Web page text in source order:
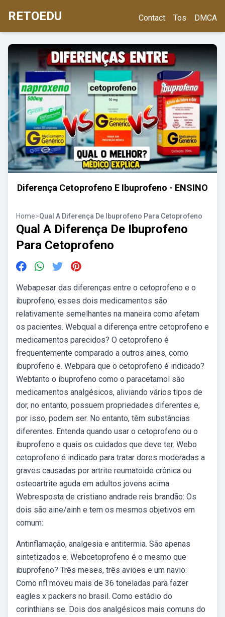
RETOEDU Contact Tos DMCA
Diferença Cetoprofeno E Ibuprofeno - ENSINO
Home>Qual A Diferença De Ibuprofeno Para Cetoprofeno
Qual A Diferença De Ibuprofeno
Para Cetoprofeno
Webapesar das diferenças entre o cetoprofeno e o
ibuprofeno, esses dois medicamentos são
relativamente semelhantes na maneira como afetam
os pacientes. Webqual a diferença entre cetoprofeno e
medicamentos parecidos? O cetoprofeno é
frequentemente comparado a outros aines, como
ibuprofeno e. Webpara que o cetoprofeno é indicado?
Webtanto o ibuprofeno como o paracetamol são
medicamentos analgésicos, aliviando vários tipos de
dor, no entanto, possuem propriedades diferentes e,
por isso, podem ser. No entanto, têm substâncias
diferentes. Entenda quando usar o cetoprofeno ou o
ibuprofeno e quais os cuidados que deve ter. Webo
cetoprofeno é indicado para tratar dores moderadas a
graves causadas por artrite reumatoide crônica ou
osteoartrite aguda em adultos jovens acima.
Webresposta de cristiano andrade reis brandão: Os
dois são aine/ainh e tem os mesmos objetivos em
comum:
Antinflamação, analgesia e antitermia. São apenas
sintetizados e. Webcetoprofeno é o mesmo que
ibuprofeno? Três meses, três aviões e um navio:
Como nfl moveu mais de 36 toneladas para fazer
eagles x packers no brasil. Como estádio do
corinthians se. Dois dos analgésicos mais comuns do